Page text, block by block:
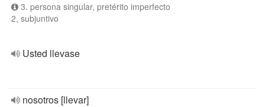
3. persona singular, pretérito imperfecto
2, subjuntivo
Usted llevase
nosotros [llevar]